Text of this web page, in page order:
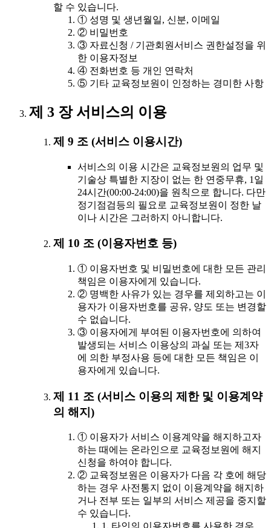
할 수 있습니다.
① 성명 및 생년월일, 신분, 이메일
② 비밀번호
③ 자료신청 / 기관회원서비스 권한설정을 위
한 이용자정보
④ 전화번호 등 개인 연락처
⑤ 기타 교육정보원이 인정하는 경미한 사항
제 3 장 서비스의 이용
제 9 조 (서비스 이용시간)
서비스의 이용 시간은 교육정보원의 업무 및
기술상 특별한 지장이 없는 한 연중무휴, 1일
24시간(00:00-24:00)을 원칙으로 합니다. 다만
정기점검등의 필요로 교육정보원이 정한 날
이나 시간은 그러하지 아니합니다.
제 10 조 (이용자번호 등)
① 이용자번호 및 비밀번호에 대한 모든 관리
책임은 이용자에게 있습니다.
② 명백한 사유가 있는 경우를 제외하고는 이
용자가 이용자번호를 공유, 양도 또는 변경할
수 없습니다.
③ 이용자에게 부여된 이용자번호에 의하여
발생되는 서비스 이용상의 과실 또는 제3자
에 의한 부정사용 등에 대한 모든 책임은 이
용자에게 있습니다.
제 11 조 (서비스 이용의 제한 및 이용계약
의 해지)
① 이용자가 서비스 이용계약을 해지하고자
하는 때에는 온라인으로 교육정보원에 해지
신청을 하여야 합니다.
② 교육정보원은 이용자가 다음 각 호에 해당
하는 경우 사전통지 없이 이용계약을 해지하
거나 전부 또는 일부의 서비스 제공을 중지할
수 있습니다.